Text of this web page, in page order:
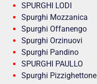
SPURGHI LODI
Spurghi Mozzanica
Spurghi Offanengo
Spurghi Orzinuovi
Spurghi Pandino
SPURGHI PAULLO
Spurghi Pizzighettone